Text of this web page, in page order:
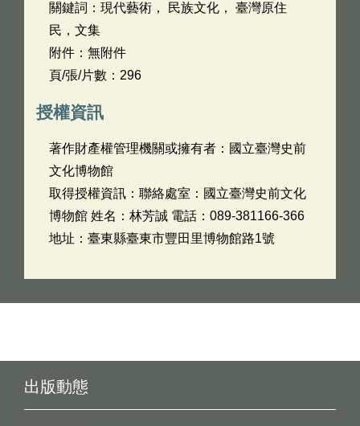
關鍵詞：現代藝術， 民族文化， 臺灣原住
民，文集
附件：無附件
頁/張/片數：296
授權資訊
著作財產權管理機關或擁有者：國立臺灣史前
文化博物館
取得授權資訊：聯絡處室：國立臺灣史前文化
博物館 姓名：林芳誠 電話：089-381166-366
地址：臺東縣臺東市豐田里博物館路1號
出版動態